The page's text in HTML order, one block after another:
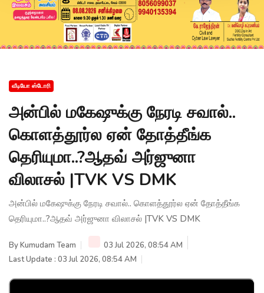
வீடியோ ஸ்டோரி
அன்பில் மகேஷுக்கு நேரடி சவால்..
கொளத்தூர்ல ஏன் தோத்தீங்க
தெரியுமா..?ஆதவ் அர்ஜுனா
விலாசல் |TVK VS DMK
அன்பில் மகேஷுக்கு நேரடி சவால்.. கொளத்தூர்ல ஏன் தோத்தீங்க
தெரியுமா..?ஆதவ் அர்ஜுனா விலாசல் |TVK VS DMK
ByKumudam Team
03 Jul 2026, 08:54 AM
Last Update : 03 Jul 2026, 08:54 AM